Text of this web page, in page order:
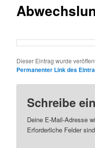
Dieser Eintrag wurde
Permanenter Link des
Schreibe
Deine E-Mail-Adresse
Erforderliche Felder